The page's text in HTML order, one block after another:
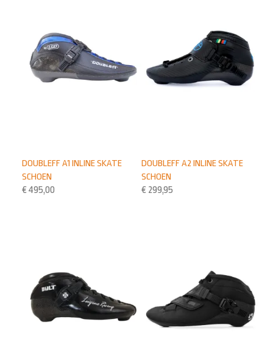
DOUBLEFF A2 INLINE SKATE
SCHOEN
€ 299,95
DOUBLEFF A1 INLINE SKATE
SCHOEN
€ 495,00